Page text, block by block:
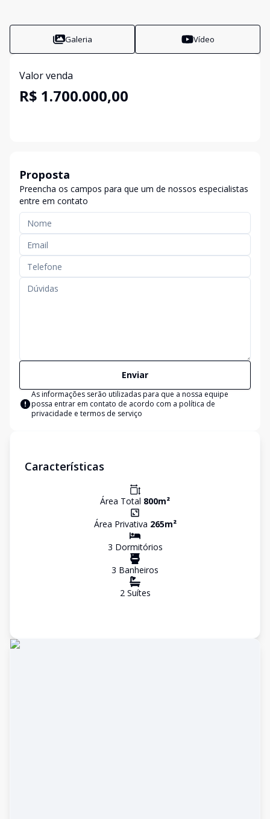
Galeria Vídeo
Valor venda
R$ 1.700.000,00
Proposta
Preencha os campos para que um de nossos especialistas
entre em contato
Enviar
As informações serão utilizadas para que a nossa equipe
possa entrar em contato de acordo com a política de
privacidade e termos de serviço
Características
Área Total 800m²
Área Privativa 265m²
3 Dormitórios
3 Banheiros
2Suítes